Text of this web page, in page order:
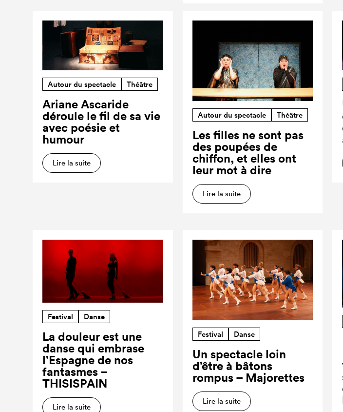
Autour du spectacle Théâtre
Ariane Ascaride
déroule le fil de sa vie
avec poésie et
humour
Lire la suite
Autour du spectacle Théâtre
Les filles ne sont pas
des poupées de
chiffon, et elles ont
leur mot à dire
Lire la suite
Festival Danse
La douleur est une
danse qui embrase
l’Espagne de nos
fantasmes –
THISISPAIN
Lire la suite
Festival Danse
Un spectacle loin
d’être à bâtons
rompus – Majorettes
Lire la suite